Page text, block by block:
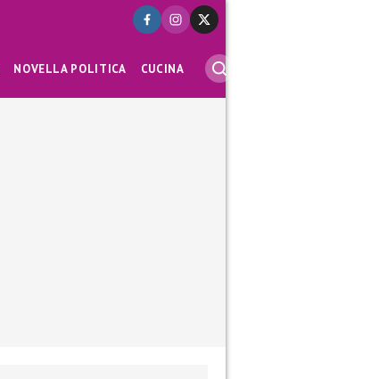
NOVELLA POLITICA CUCINA